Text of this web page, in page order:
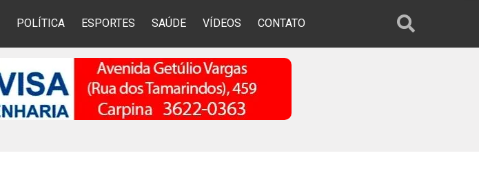
POLÍTICA ESPORTES SAÚDE VÍDEOS CONTATO